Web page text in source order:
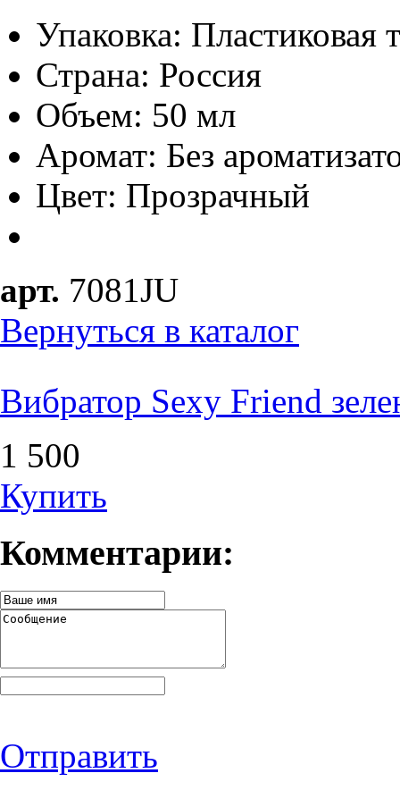
Упаковка: Пластиковая
Страна: Россия
Объем: 50 мл
Аромат: Без
Цвет: Прозрачный
арт. 7081JU
Вернуться в каталог
Вибратор Sexy Friend
1 500
Купить
Комментарии:
Отправить